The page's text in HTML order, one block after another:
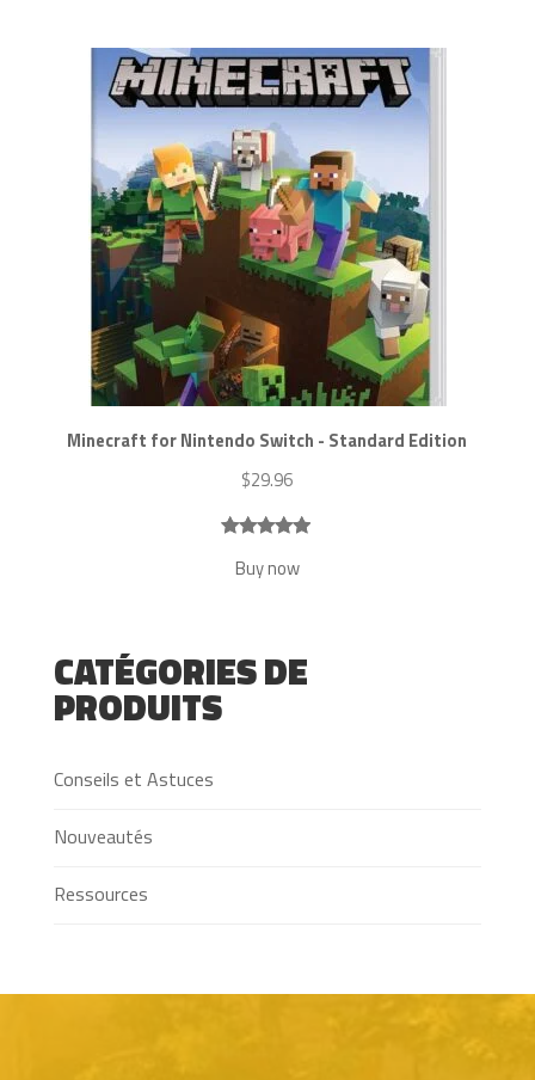
notations
client
Minecraft for Nintendo Switch - Standard Edition
$29.96
sur 5
client
Buy now
CATÉGORIES DE
PRODUITS
Conseils et Astuces
Nouveautés
Ressources